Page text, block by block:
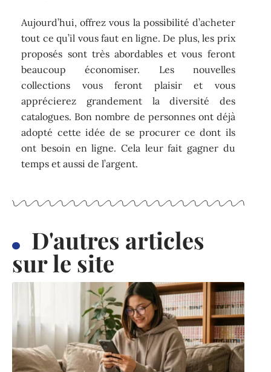
Aujourd’hui, offrez vous la possibilité d’acheter
tout ce qu’il vous faut en ligne. De plus, les prix
proposés sont très abordables et vous feront
beaucoup économiser. Les nouvelles
collections vous feront plaisir et vous
apprécierez grandement la diversité des
catalogues. Bon nombre de personnes ont déjà
adopté cette idée de se procurer ce dont ils
ont besoin en ligne. Cela leur fait gagner du
temps et aussi de l’argent.
D'autres articles
sur le site